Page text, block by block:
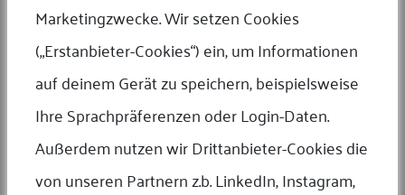
Ankauf / Verkauf
bieten faire Preise sowohl beim Kauf als auch beim Verkauf. Darüber
Provisionsprodukt via Online-Auktion zu verkaufen.JETZT TERMIN
Marketingzwecke. Wir setzen Cookies
(„Erstanbieter-Cookies“) ein, um Informationen
auf deinem Gerät zu speichern, beispielsweise
Ihre Sprachpräferenzen oder Login-Daten.
Außerdem nutzen wir Drittanbieter-Cookies die
von unseren Partnern z.b. LinkedIn, Instagram,